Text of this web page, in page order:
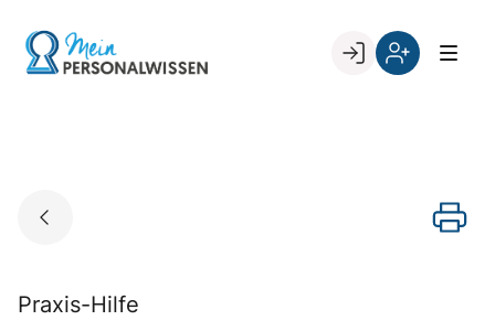
content
Go to landing page.
Praxis-Hilfe